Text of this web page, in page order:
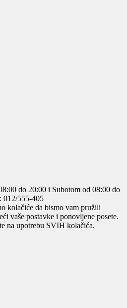
do 20:00 i Subotom od 08:00 do
012/555-405
kolačiće da bismo vam pružili
vaše postavke i ponovljene posete.
na upotrebu SVIH kolačića.